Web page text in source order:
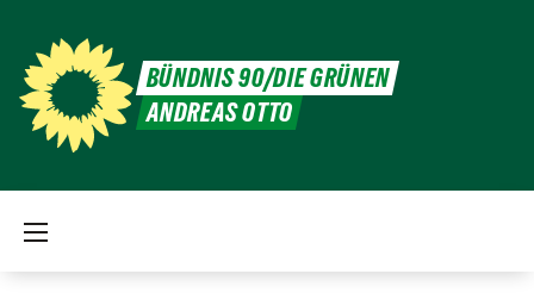
BÜNDNIS 90/DIE GRÜNEN
ANDREAS OTTO